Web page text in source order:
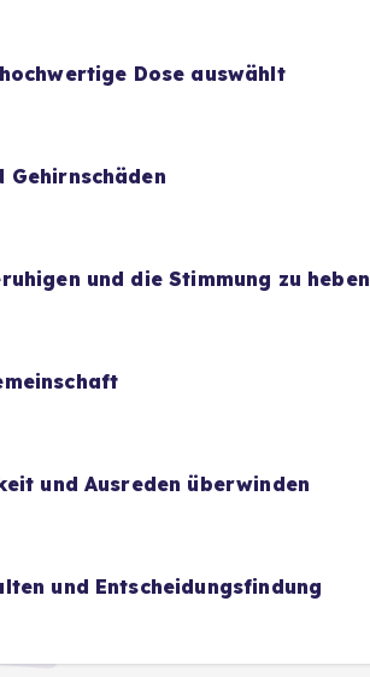
Dose auswählt
Gehirnschäden
und die Stimmung zu heben
und Ausreden überwinden
und Entscheidungsfindung